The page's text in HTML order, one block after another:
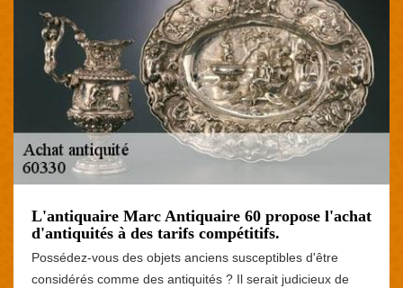
L'antiquaire Marc Antiquaire 60 propose l'achat
d'antiquités à des tarifs compétitifs.
Possédez-vous des objets anciens susceptibles d'être
considérés comme des antiquités ? Il serait judicieux de